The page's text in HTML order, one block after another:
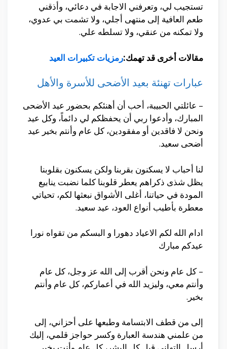
تستجيب لي، وتعرفني الاجابة في دعائي، وأذقني
طعم العافية إلى منتهى أجلي، ولا تشمت بي عدوي،
ولا تمكنه من عنقي، ولا تسلطه علي.
مقالات أخرى قد تهمك:رمزيات تكبيرات العيد
عبارات تهنئة بعيد الأضحى للأسرة والأهل
– عائلتي الحبيبة، أحب أن أهنئكم بحضور عيد الأضحى
المبارك، وأدعوا ربي أن يحفظكم لي دائماً، وكل عيد
ونحن لا فاقدين أو مفقودين، كل عام وأنتم بخير عيد
أضحى سعيد.
لنا أحباب لا يسكنون بقربنا ولكن يسكنون بقلوبنا
يظل شذى ذكراهم يعطر قلوبنا كلما نضبت ينابيع
المودة في حياتنا، أغلى الأشواق نبعثها لكم، تحياتي
معطرة بأطيب أنواع العود، عيد سعيد.
ادام الله لكم الاعياد دهورا و البسكم من تقواه نورا
عيدكم مبارك
– كل عام ونحن أقرب إلى الله عز وجل، كل عام
وأنتم معي، وليزيد الله في أعماركم، كل عام وأنتم
بخير.
إلى من قطف الابتسامة وطبعها على أحزاني، إلى
من علمني هندسة العبارة وكسر حواجز قلمي، إليك